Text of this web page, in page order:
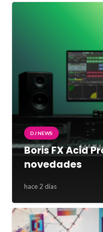
DJ NEWS
Boris FX Acid
novedades
hace 2 días